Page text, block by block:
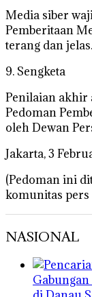
Media siber
Pemberitaan
terang dan jelas.
9. Sengketa
Penilaian akhir
Pedoman
oleh Dewan
Jakarta, 3
(Pedoman ini
komunitas pers
NASIONAL